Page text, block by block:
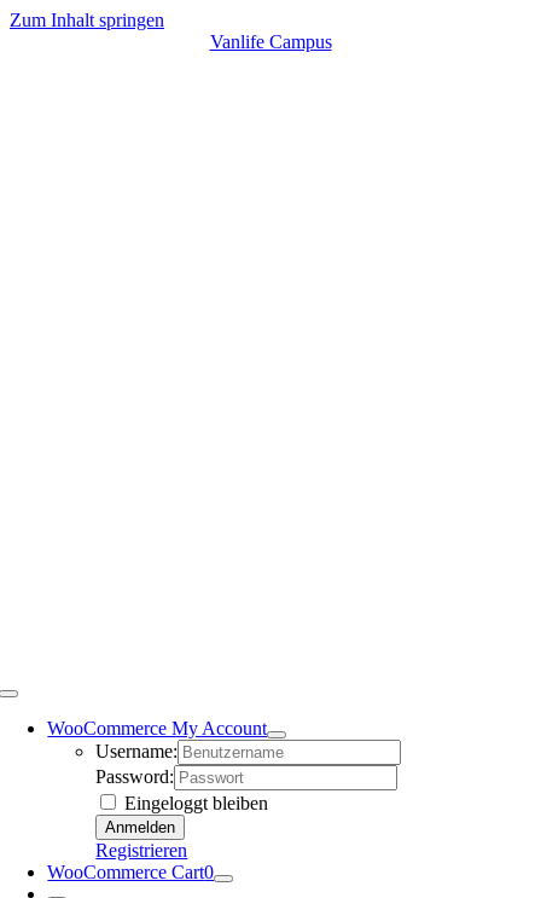
Zum Inhalt springen
Vanlife Campus
WooCommerce My Account
Username:
Password:
Eingeloggt bleiben
Registrieren
WooCommerce Cart0